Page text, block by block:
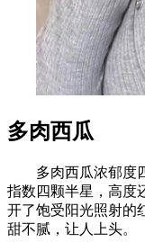
多肉西瓜
多肉西瓜浓郁度
指数四颗半星，高度
开了饱受阳光照射的
甜不腻，让人上头。